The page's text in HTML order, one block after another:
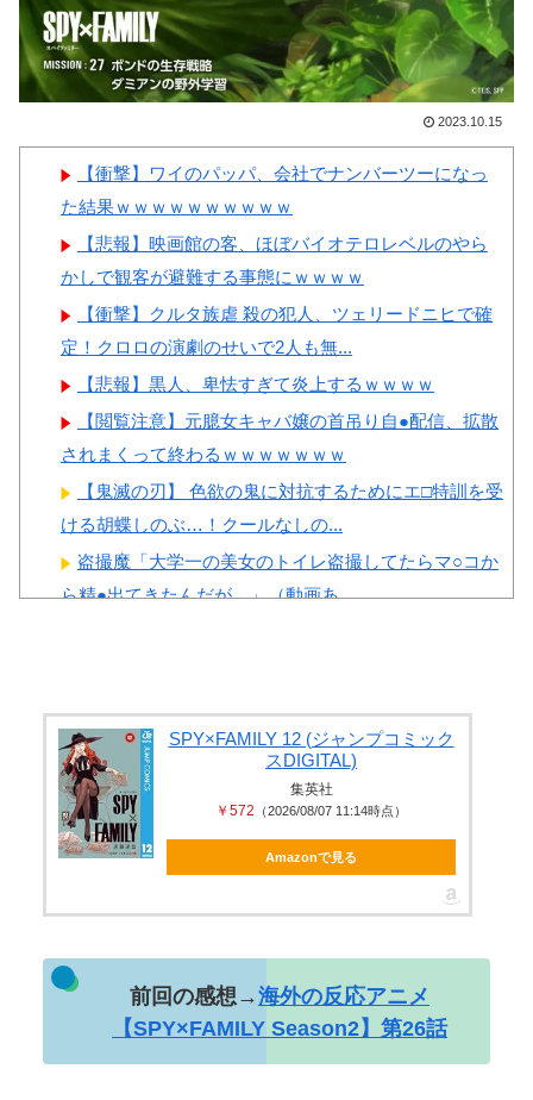
2023.10.15
【衝撃】ワイのパッパ、会社でナンバーツーになっ
た結果ｗｗｗｗｗｗｗｗｗｗ
【悲報】映画館の客、ほぼバイオテロレベルのやら
かしで観客が避難する事態にｗｗｗｗ
【衝撃】クルタ族虐 殺の犯人、ツェリードニヒで確
定！クロロの演劇のせいで2人も無...
【悲報】黒人、卑怯すぎて炎上するｗｗｗｗ
【閲覧注意】元臆女キャバ嬢の首吊り自●配信、拡散
されまくって終わるｗｗｗｗｗｗｗ
【鬼滅の刃】 色欲の鬼に対抗するためにエ□特訓を受
ける胡蝶しのぶ…！クールなしの...
盗撮魔「大学一の美女のトイレ盗撮してたらマ○コか
ら精●出てきたんだが…」（動画あ...
美人JDが彼氏のオ○ニー用に送った動画、勝手に晒さ
れて学校中の”共有オカズ” に...
SPY×FAMILY 12 (ジャンプコミック
スDIGITAL)
集英社
￥572 （2026/08/07 11:14時点）
Amazonで見る
前回の感想→海外の反応アニメ
【SPY×FAMILY Season2】第26話